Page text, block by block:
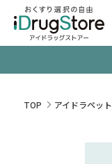
TOP アイドラペット